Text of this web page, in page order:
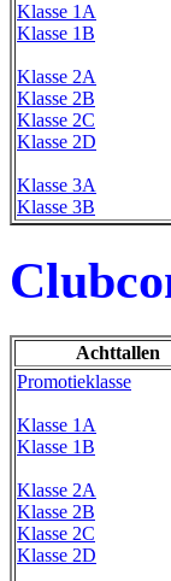
Klasse 1A
Klasse 1B
Klasse 2A
Klasse 2B
Klasse 2C
Klasse 2D
Klasse 3A
Klasse 3B
Achttallen
Promotieklasse
Klasse 1A
Klasse 1B
Klasse 2A
Klasse 2B
Klasse 2C
Klasse 2D